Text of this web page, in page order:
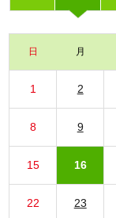
日 月
1 2
8 9
15 16
22 23